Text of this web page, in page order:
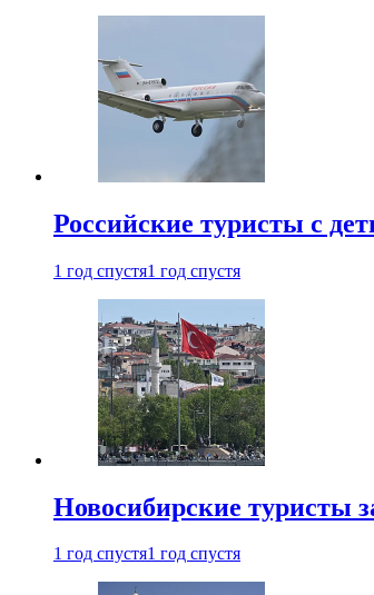
Российские туристы с
1 год спустя1 год спустя
Новосибирские туристы
1 год спустя1 год спустя